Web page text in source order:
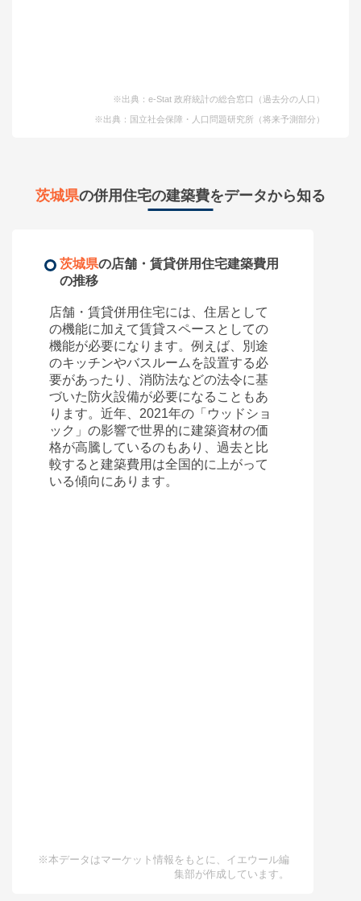
※出典：e-Stat 政府統計の総合窓口（過去分の人口）
※出典：国立社会保障・人口問題研究所（将来予測部分）
茨城県の併用住宅の建築費をデータから知る
茨城県の店舗・賃貸併用住宅建築費用
の推移
店舗・賃貸併用住宅には、住居として
の機能に加えて賃貸スペースとしての
機能が必要になります。例えば、別途
のキッチンやバスルームを設置する必
要があったり、消防法などの法令に基
づいた防火設備が必要になることもあ
ります。近年、2021年の「ウッドショ
ック」の影響で世界的に建築資材の価
格が高騰しているのもあり、過去と比
較すると建築費用は全国的に上がって
いる傾向にあります。
※本データはマーケット情報をもとに、イエウール編
集部が作成しています。